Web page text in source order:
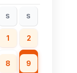
S S
1 2
8 9